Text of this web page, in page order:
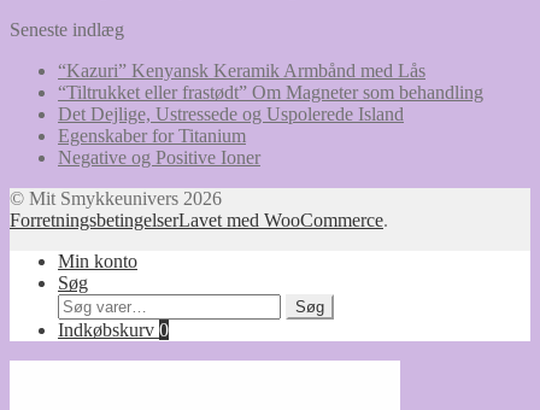
Seneste indlæg
“Kazuri” Kenyansk Keramik Armbånd med Lås
“Tiltrukket eller frastødt” Om Magneter som behandling
Det Dejlige, Ustressede og Uspolerede Island
Egenskaber for Titanium
Negative og Positive Ioner
© Mit Smykkeunivers 2026
ForretningsbetingelserLavet med WooCommerce.
Min konto
Søg
Søg
efter:
Søg
Indkøbskurv 0